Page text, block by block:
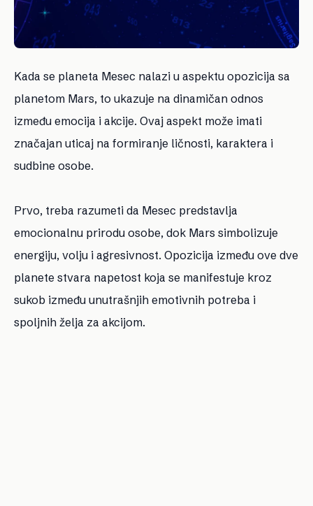
Kada se planeta Mesec nalazi u aspektu opozicija sa
planetom Mars, to ukazuje na dinamičan odnos
između emocija i akcije. Ovaj aspekt može imati
značajan uticaj na formiranje ličnosti, karaktera i
sudbine osobe.
Prvo, treba razumeti da Mesec predstavlja
emocionalnu prirodu osobe, dok Mars simbolizuje
energiju, volju i agresivnost. Opozicija između ove dve
planete stvara napetost koja se manifestuje kroz
sukob između unutrašnjih emotivnih potreba i
spoljnih želja za akcijom.